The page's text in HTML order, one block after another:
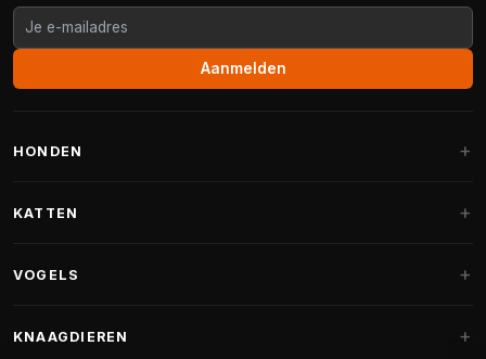
Aanmelden
HONDEN
Fantail hondenmanden
KATTEN
Krabpalen voor Maine Coon
VOGELS
KNAAGDIEREN